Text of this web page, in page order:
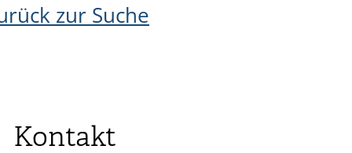
Kontakt
zur Suche